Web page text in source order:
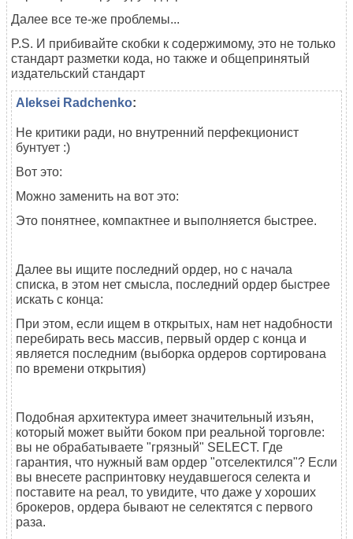
Далее все те-же проблемы...
P.S. И прибивайте скобки к содержимому, это не только
стандарт разметки кода, но также и общепринятый
издательский стандарт
Aleksei Radchenko:
Не критики ради, но внутренний перфекционист
бунтует :)
Вот это:
Можно заменить на вот это:
Это понятнее, компактнее и выполняется быстрее.
Далее вы ищите последний ордер, но с начала
списка, в этом нет смысла, последний ордер быстрее
искать с конца:
При этом, если ищем в открытых, нам нет надобности
перебирать весь массив, первый ордер с конца и
является последним (выборка ордеров сортирована
по времени открытия)
Подобная архитектура имеет значительный изъян,
который может выйти боком при реальной торговле:
вы не обрабатываете "грязный" SELECT. Где
гарантия, что нужный вам ордер "отселектился"? Если
вы внесете распринтовку неудавшегося селекта и
поставите на реал, то увидите, что даже у хороших
брокеров, ордера бывают не селектятся с первого
раза.